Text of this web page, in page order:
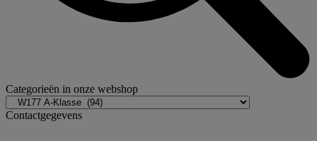
Categorieën in onze webshop
Contactgegevens